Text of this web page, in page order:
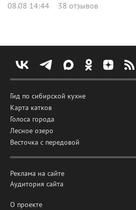
08.08 14:44 38 отзывов
Гид по сибирской кухне
Карта катков
Голоса города
Лесное озеро
Весточка с передовой
Реклама на сайте
Аудитория сайта
О проекте